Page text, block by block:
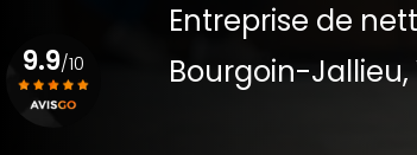
Entreprise de
Bourgoin-
9.9/10